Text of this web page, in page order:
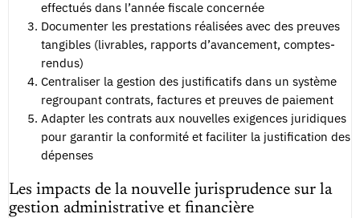
effectués dans l’année fiscale concernée
Documenter les prestations réalisées avec des preuves
tangibles (livrables, rapports d’avancement, comptes-
rendus)
Centraliser la gestion des justificatifs dans un système
regroupant contrats, factures et preuves de paiement
Adapter les contrats aux nouvelles exigences juridiques
pour garantir la conformité et faciliter la justification des
dépenses
Les impacts de la nouvelle jurisprudence sur la
gestion administrative et financière